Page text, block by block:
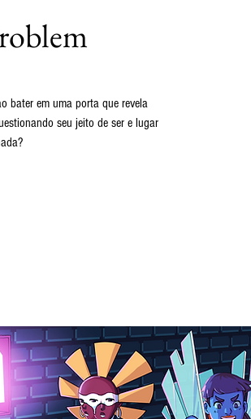
bater em uma porta que revela
seu jeito de ser e lugar